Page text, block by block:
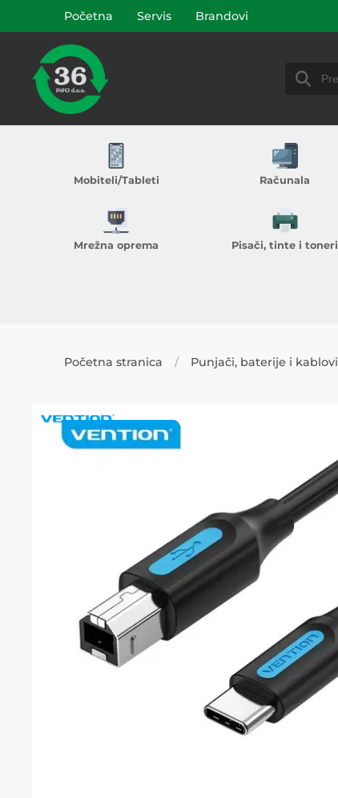
Početna Servis Brandovi
Mobiteli/Tableti Računala
Mrežna oprema Pisači, tinte i toneri
Početna stranica Punjači, baterije i kablovi